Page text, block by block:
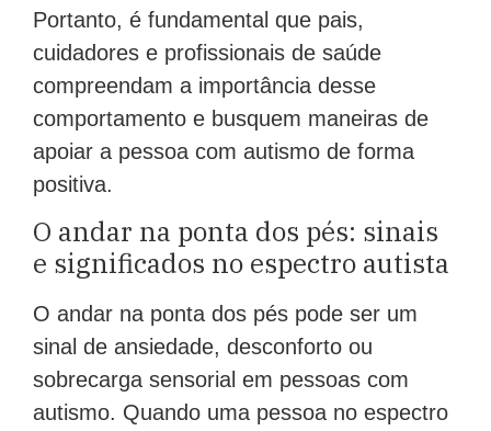
Portanto, é fundamental que pais,
cuidadores e profissionais de saúde
compreendam a importância desse
comportamento e busquem maneiras de
apoiar a pessoa com autismo de forma
positiva.
O andar na ponta dos pés: sinais
e significados no espectro autista
O andar na ponta dos pés pode ser um
sinal de ansiedade, desconforto ou
sobrecarga sensorial em pessoas com
autismo. Quando uma pessoa no espectro